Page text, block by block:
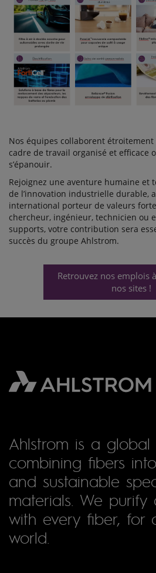
Nos équipes collaborent étroitement
cadre de travail organisé et efficace
s’épanouir.
Rejoignez une aventure humaine et
de l’innovation industrielle durable,
international porteur de valeurs
chercheur, ingénieur, technicien ou
supports, votre contribution sera
succès du groupe Ahlstrom.
Retrouvez nos emplois
nos sites !
Ahlstrom is a global
combining fibers
and sustainable
materials. We purify
with every fiber, for
world.